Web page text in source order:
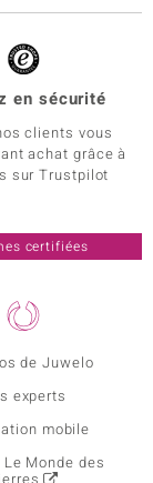
de Juwelo
experts
mobile
Monde des
en sécurité
clients vous
achat grâce à
sur Trustpilot
certifiées